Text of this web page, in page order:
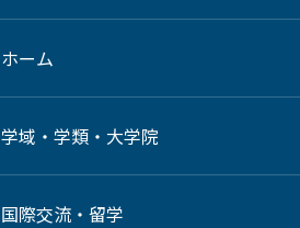
ホーム
学域・学類・大学院
国際交流・留学